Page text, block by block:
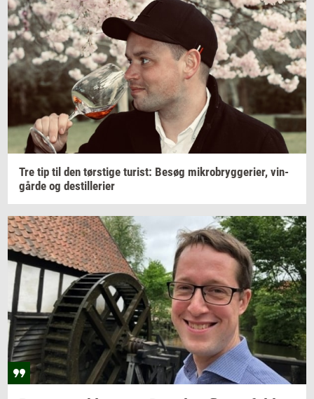
Tre tip til den tørsti­ge turist: Besøg mi­kro­bryg­ge­ri­er, vin­
går­de og destil­le­ri­er